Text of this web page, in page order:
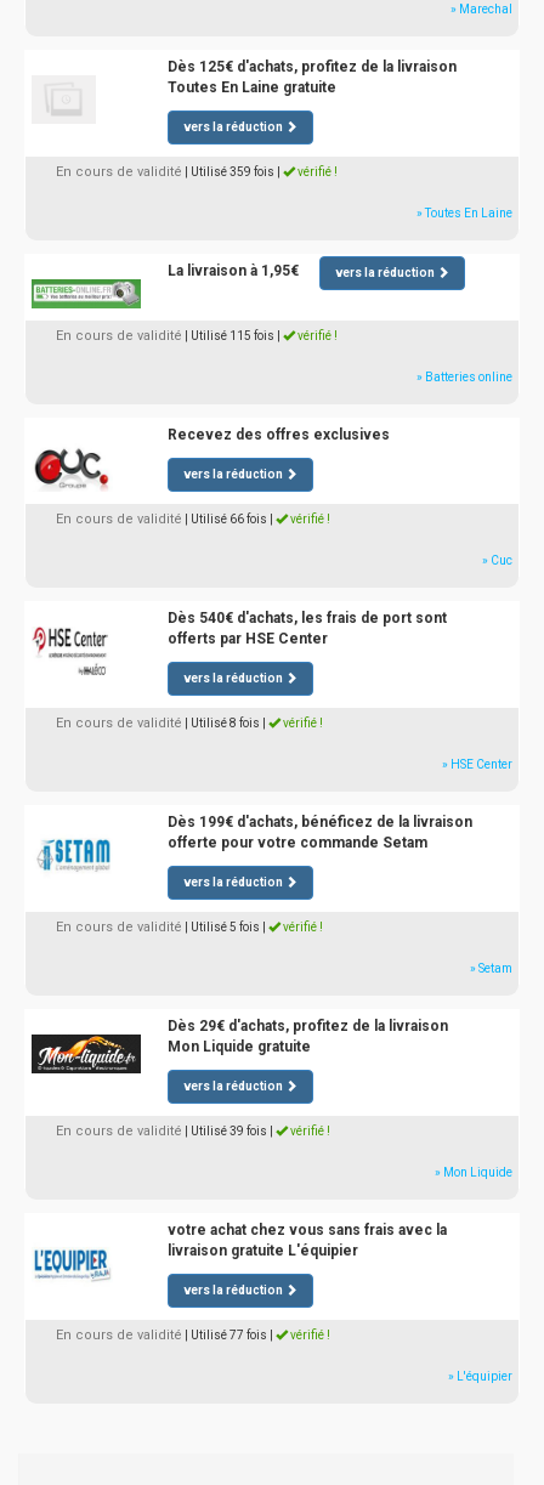
» Marechal
Dès 125€ d'achats, profitez de la livraison
Toutes En Laine gratuite
vers la réduction
En cours de validité | Utilisé 359 fois vérifié !
» Toutes En Laine
La livraison à 1,95€ vers la réduction
En cours de validité | Utilisé 115 fois vérifié !
» Batteries online
Recevez des offres exclusives
vers la réduction
En cours de validité | Utilisé 66 fois vérifié !
» Cuc
Dès 540€ d'achats, les frais de port sont
offerts par HSE Center
vers la réduction
En cours de validité | Utilisé 8 fois vérifié !
» HSE Center
Dès 199€ d'achats, bénéficez de la livraison
offerte pour votre commande Setam
vers la réduction
En cours de validité | Utilisé 5 fois vérifié !
» Setam
Dès 29€ d'achats, profitez de la livraison
Mon Liquide gratuite
vers la réduction
En cours de validité | Utilisé 39 fois vérifié !
» Mon Liquide
votre achat chez vous sans frais avec la
livraison gratuite L'équipier
vers la réduction
En cours de validité | Utilisé 77 fois vérifié !
» L'équipier